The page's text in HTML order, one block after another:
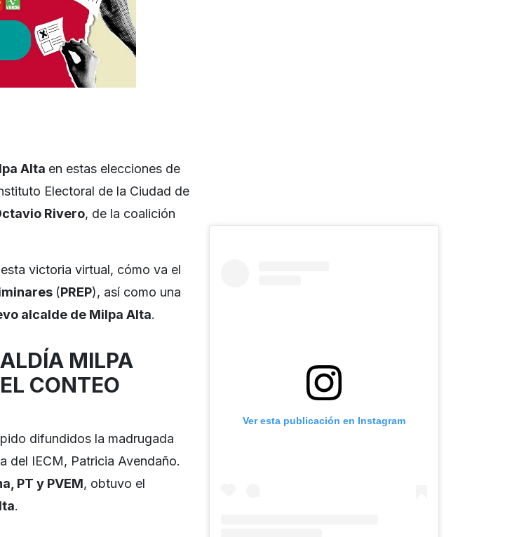
Alta en estas elecciones de
Electoral de la Ciudad de
Rivero, de la coalición
victoria virtual, cómo va el
(PREP), así como una
alcalde de Milpa Alta.
MILPA
CONTEO
difundidos la madrugada
del IECM, Patricia Avendaño.
PT y PVEM, obtuvo el
.
Ver esta publicación en Instagram